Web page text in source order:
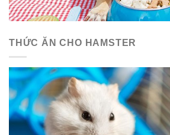
THỨC ĂN CHO HAMSTER